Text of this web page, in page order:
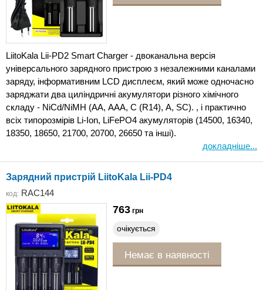
LiitoKala Lii-PD2 Smart Charger - двоканальна версія
універсального зарядного пристрою з незалежними каналами
заряду, інформативним LCD дисплеєм, який може одночасно
заряджати два циліндричні акумулятори різного хімічного
складу - NiCd/NiMH (АА, ААА, С (R14), A, SC). , і практично
всіх типорозмірів Li-Ion, LiFePO4 акумуляторів (14500, 16340,
18350, 18650, 21700, 20700, 26650 та інші).
докладніше...
Зарядний пристрій LiitoKala Lii-PD4
код: RAC144
763 грн
очікується
Немає в наявності